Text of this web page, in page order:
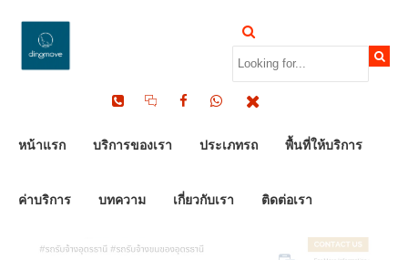
หน้าแรก บริการของเรา ประเภทรถ พื้นที่ให้บริการ
ค่าบริการ บทความ เกี่ยวกับเรา ติดต่อเรา